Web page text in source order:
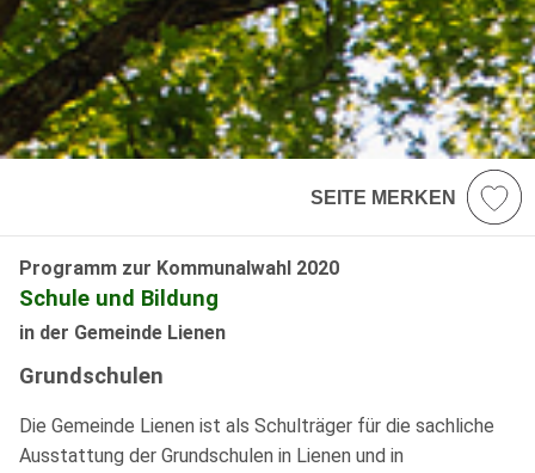
SEITE MERKEN
Programm zur Kommunalwahl 2020
Schule und Bildung
in der Gemeinde Lienen
Grundschulen
Die Gemeinde Lienen ist als Schulträger für die sachliche
Ausstattung der Grundschulen in Lienen und in